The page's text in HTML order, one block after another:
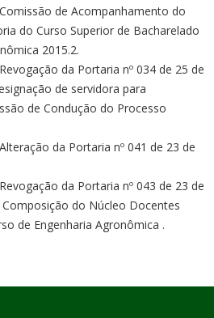
Comissão de Acompanhamento do
do Curso Superior de Bacharelado
2015.2.
Revogação da Portaria nº 034 de 25 de
de servidora para
de Condução do Processo
Alteração da Portaria nº 041 de 23 de
Revogação da Portaria nº 043 de 23 de
do Núcleo Docentes
de Engenharia Agronômica .